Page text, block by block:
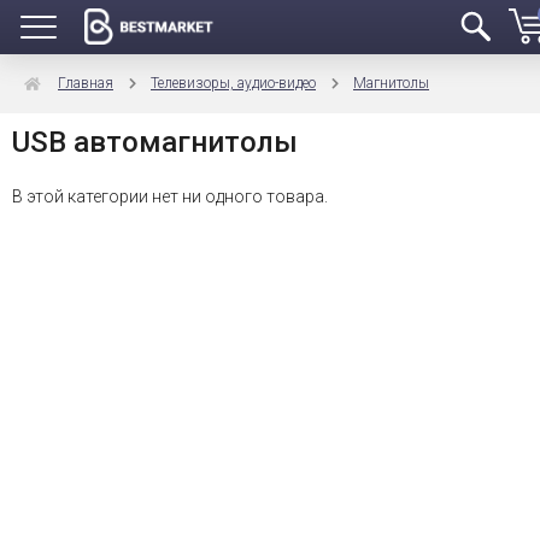
Главная Телевизоры, аудио-видео Магнитолы
USB автомагнитолы
В этой категории нет ни одного товара.